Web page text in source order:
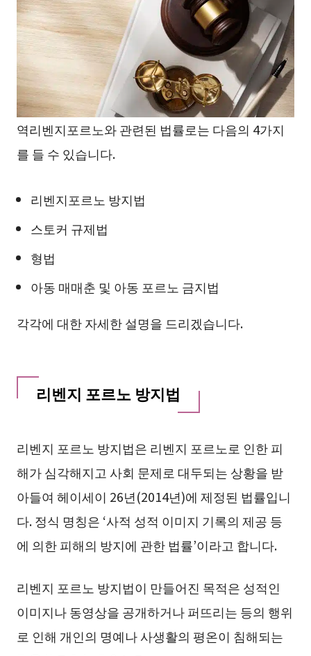
역리벤지포르노와 관련된 법률로는 다음의 4가지
를 들 수 있습니다.
리벤지포르노 방지법
스토커 규제법
형법
아동 매매춘 및 아동 포르노 금지법
각각에 대한 자세한 설명을 드리겠습니다.
리벤지 포르노 방지법
리벤지 포르노 방지법은 리벤지 포르노로 인한 피
해가 심각해지고 사회 문제로 대두되는 상황을 받
아들여 헤이세이 26년(2014년)에 제정된 법률입니
다. 정식 명칭은 ‘사적 성적 이미지 기록의 제공 등
에 의한 피해의 방지에 관한 법률’이라고 합니다.
리벤지 포르노 방지법이 만들어진 목적은 성적인
이미지나 동영상을 공개하거나 퍼뜨리는 등의 행위
로 인해 개인의 명예나 사생활의 평온이 침해되는